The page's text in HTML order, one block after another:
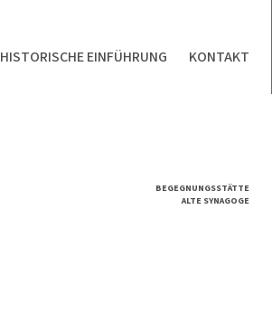
HISTORISCHE EINFÜHRUNG KONTAKT
BEGEGNUNGSSTÄTTE
ALTE SYNAGOGE